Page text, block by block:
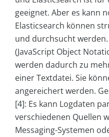
geeignet. Aber es kann
Elasticsearch können
und durchsucht werden.
(JavaScript Object
werden dadurch zu
einer Textdatei. Sie
angereichert werden.
[4]: Es kann Logdaten
verschiedenen Quellen
Messaging-Systemen